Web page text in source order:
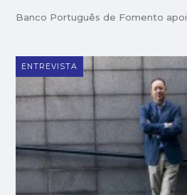
Banco Português de Fomento
ENTREVISTA